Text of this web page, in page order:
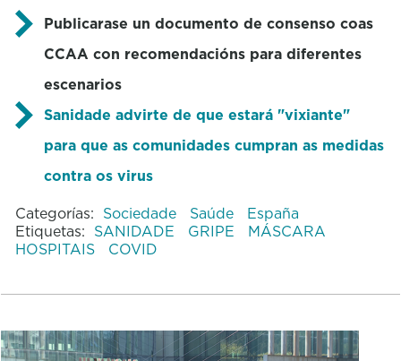
Publicarase un documento de consenso coas
CCAA con recomendacións para diferentes
escenarios
Sanidade advirte de que estará "vixiante"
para que as comunidades cumpran as medidas
contra os virus
Categorías: Sociedade Saúde
España
Etiquetas: SANIDADE GRIPE
MÁSCARA
HOSPITAIS
COVID